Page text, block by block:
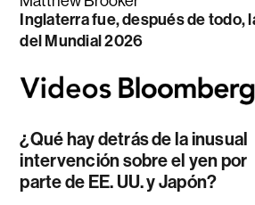
Inglaterra fue, después de todo,
del Mundial 2026
¿Qué hay detrás de la inusual
intervención sobre el yen por
parte de EE. UU. y Japón?